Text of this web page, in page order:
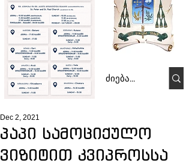
პაპი სამოციქულო
ვიზიტით კვიპროსსა
Dec 2, 2021